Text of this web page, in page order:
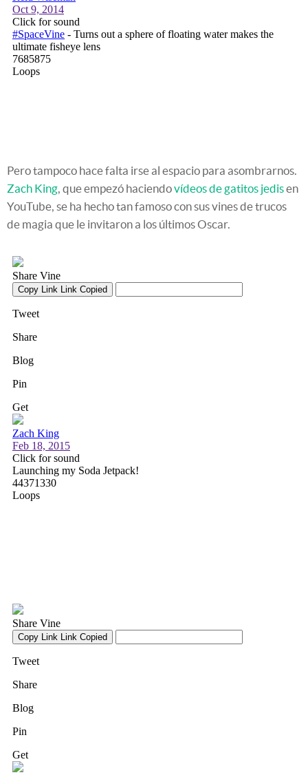
Pero tampoco hace falta irse al espacio para asombrarnos.
Zach King , que empezó haciendovídeos de gatitos jedisen
YouTube, se ha hecho tan famoso con sus vines de trucos
de magia que le invitaron a los últimos Oscar.